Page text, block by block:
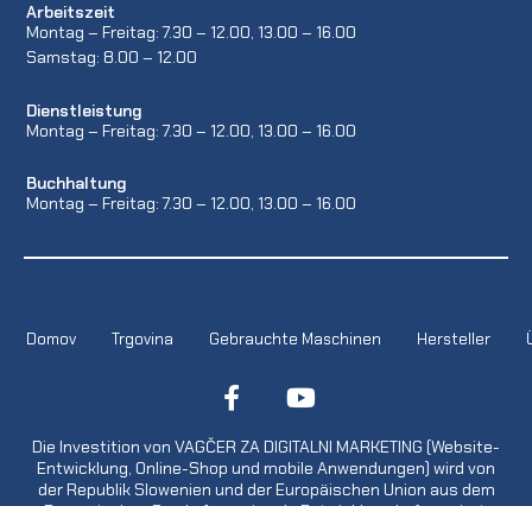
Arbeitszeit
Montag – Freitag: 7.30 – 12.00, 13.00 – 16.00
Samstag: 8.00 – 12.00
Dienstleistung
Montag – Freitag: 7.30 – 12.00, 13.00 – 16.00
Buchhaltung
Montag – Freitag: 7.30 – 12.00, 13.00 – 16.00
Domov Trgovina Gebrauchte Maschinen Hersteller
Die Investition von VAGČER ZA DIGITALNI MARKETING (Website-
Entwicklung, Online-Shop und mobile Anwendungen) wird von
der Republik Slowenien und der Europäischen Union aus dem